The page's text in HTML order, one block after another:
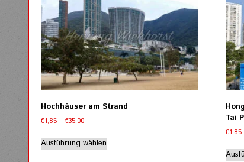
auf.
Die
Optionen
können
auf
der
Produktseite
gewählt
werden
Hochhäuser am Strand
€1,85 – €35,00Preisspanne:
bis
€35,00
Ausführung wählen
Tai
€1,85